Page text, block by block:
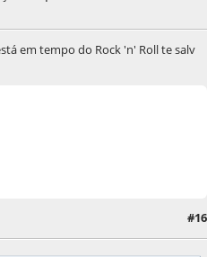
em tempo do Rock 'n' Roll te salv
#16